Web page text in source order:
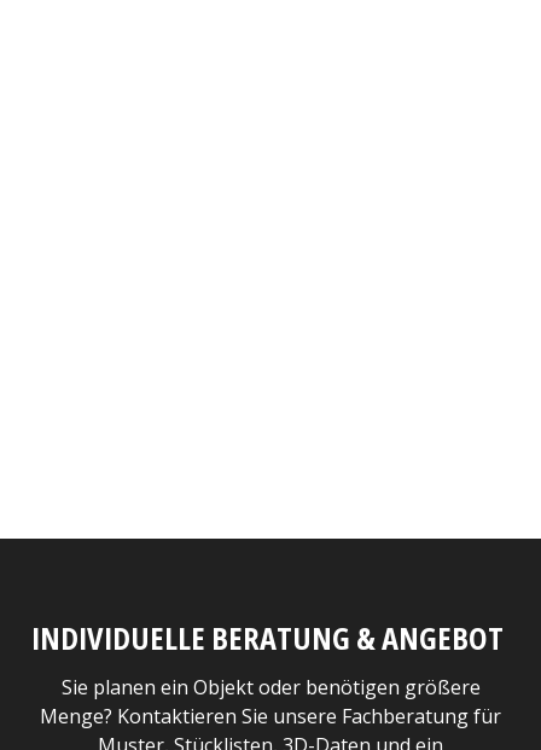
INDIVIDUELLE BERATUNG & ANGEBOT
Sie planen ein Objekt oder benötigen größere
Menge? Kontaktieren Sie unsere Fachberatung für